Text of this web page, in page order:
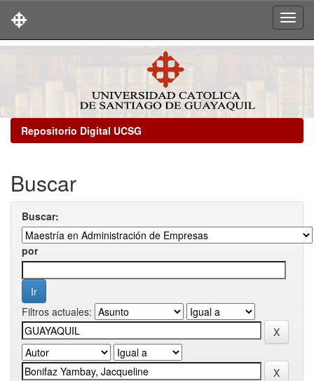
Repositorio Digital UCSG
Buscar
Buscar:
por
Filtros actuales: